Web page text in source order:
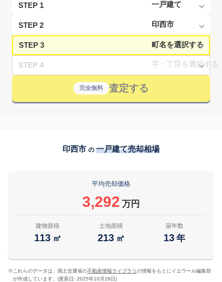
STEP 1
STEP 2
STEP 3
STEP 4
完全無料 査定する
印西市 の 一戸建て売却相場
平均売却価格
3,292 万円
建物面積
113 ㎡
土地面積
213 ㎡
築年数
13 年
※ これらのデータは、国土交通省の不動産情報ライブラリの情報をもとにイエウール編集部
が作成しています。(更新日: 2025年10月29日)